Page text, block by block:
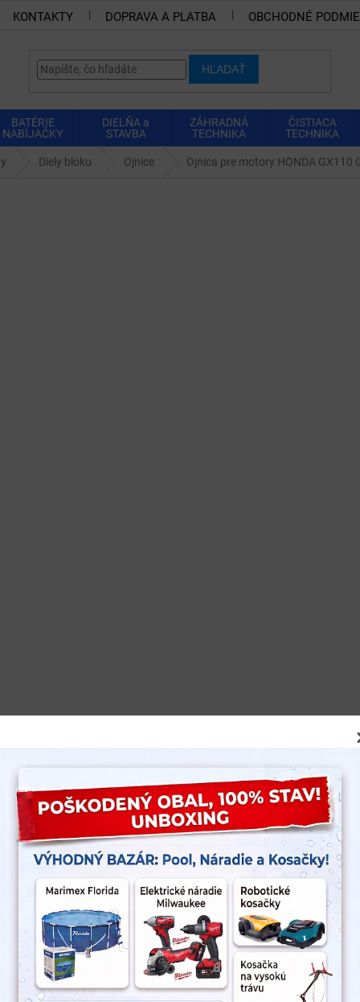
KONTAKTY DOPRAVA A PLATBA OBCHODNÉ
HĽADAŤ
BATÉRIE
NABÍJAČKY
DIELŇA a
STAVBA
ZÁHRADNÁ
TECHNIKA
ČISTIACA
TECHNIKA
Diely bloku Ojnice Ojnica pre motory HONDA GX110